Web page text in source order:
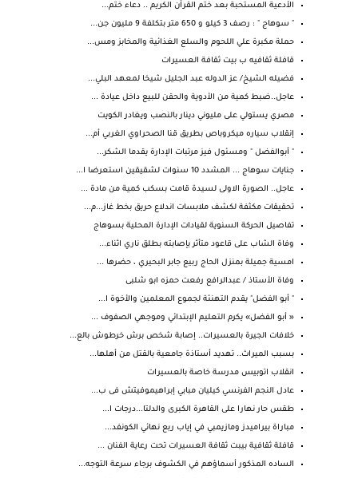
الأدعية المستحبة بعد ختم القرآن الكريم .. دعاء ختم...
" سوهاج " : رصف 3 كيلو و 650 متر بتكلفة 9 مليون جن...
حملة مكبرة علي اللحوم والسلع الغذائية والمخابز ومس...
قافلة ثقافيه ب بيت ثقافة العسيرات
فضيله الشيخ/ عز الدوله عبد الجليل شيخا لمعهد البلي...
عاجل..ضبط كمية من الأدوية والحقن للبيع داخل عيادة ...
مصري يستولي على مليوني دينار بالنصب ويغادر الكويت
إنقلاب سياره ميكروباص بطريق قنا الصحراوي الغربي أم...
" أبوالفضل " ومسئول فيز مرتبات الإدارة يقدما الشكر...
جنايات سوهاج ... المشدد 10 سنوات لشقيقين استعرضا ا...
عاجل.. الصورة الاولى لسيدة قامت بسكب كمية من مادة ...
تحقيقات مكثفة لكشف ملابسات اندلاع حريق بخط غاز...م...
تفاصيل الحركة السنوية لقيادات الإدارة المحلية بسوهاج
وفاة الشاب على قاعود متأثر بإصابته بطلق ناري اثناء...
امسية جميلة بمنزل الحاج ربيع جابر البحيري ، حضرها ...
وفاة الأستاذ / عبدالرافع رفعت حمزه ابو شلبى
" أبو الفضل" يقدم التهنئة لجموع المعلمين والأخوة ا...
« أبو الفضل» يكرم التعليم الإبتدائي وموجهي الصفوف ...
خلافات الجيرة بالعسيرات.. إصابة شخص برش خرطوش بالع...
بسبب الميراث.. تهديد أستاذة جامعية بالقتل من أهلها...
انقلاب اتوبيس مدرسة خاصة بالعسيرات
عادل النجم الفرنسي كيليان مبابي إبراهيموفيتش فى ب...
طقس حار نهارا على القاهرة الكبرى والدلتا...درجات ا...
مباراة بيراميدز ومازيمبي في إياب ربع نهائي الكونفد...
قافلة ثقافية بيبت ثقافة العسيرات تحت رعاية الفنان ...
الساده المذكور أسماؤهم في الكشوف برجاء سرعة التوجه...